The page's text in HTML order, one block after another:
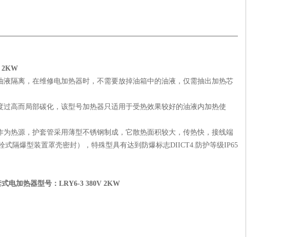
2KW
隔离，在维修电加热器时，不需要放掉油箱中的油液，仅需抽出加热芯
高而局部碳化，该型号加热器只适用于受热效果较好的油液内加热使
热源，护套管采用薄型不锈钢制成，它散热面积较大，传热快，接线端
隔爆型装置罩壳密封），特殊型具有达到防爆标志DIICT4.防护等级IP65
式电加热器型号：LRY6-3 380V 2KW